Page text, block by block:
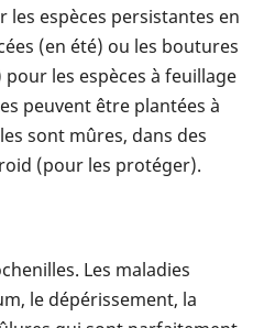
espèces persistantes en
(en été) ou les boutures
les espèces à feuillage
peuvent être plantées à
sont mûres, dans des
(pour les protéger).
Les maladies
le dépérissement, la